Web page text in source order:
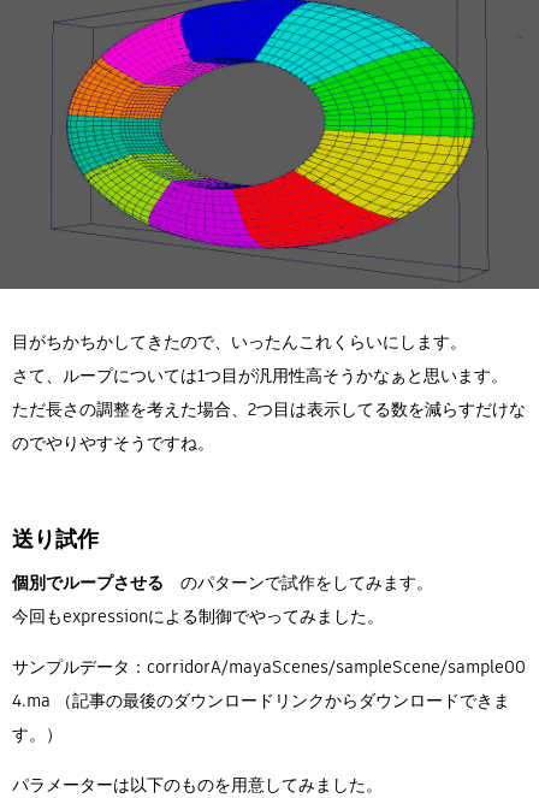
目がちかちかしてきたので、いったんこれくらいにします。
さて、ループについては1つ目が汎用性高そうかなぁと思います。
ただ長さの調整を考えた場合、2つ目は表示してる数を減らすだけな
のでやりやすそうですね。
送り試作
個別でループさせる のパターンで試作をしてみます。
今回もexpressionによる制御でやってみました。
サンプルデータ：corridorA/mayaScenes/sampleScene/sample00
4.ma （記事の最後のダウンロードリンクからダウンロードできま
す。）
パラメーターは以下のものを用意してみました。